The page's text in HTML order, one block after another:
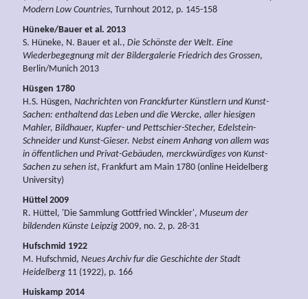
Modern Low Countries, Turnhout 2012, p. 145-158
Hüneke/Bauer et al. 2013
S. Hüneke, N. Bauer et al., Die Schönste der Welt. Eine
Wiederbegegnung mit der Bildergalerie Friedrich des Grossen,
Berlin/Munich 2013
Hüsgen 1780
H.S. Hüsgen, Nachrichten von Franckfurter Künstlern und Kunst-
Sachen: enthaltend das Leben und die Wercke, aller hiesigen
Mahler, Bildhauer, Kupfer- und Pettschier-Stecher, Edelstein-
Schneider und Kunst-Gieser. Nebst einem Anhang von allem was
in öffentlichen und Privat-Gebäuden, merckwürdiges von Kunst-
Sachen zu sehen ist, Frankfurt am Main 1780 (online Heidelberg
University)
Hüttel 2009
R. Hüttel, 'Die Sammlung Gottfried Winckler', Museum der
bildenden Künste Leipzig 2009, no. 2, p. 28-31
Hufschmid 1922
M. Hufschmid, Neues Archiv fur die Geschichte der Stadt
Heidelberg 11 (1922), p. 166
Huiskamp 2014